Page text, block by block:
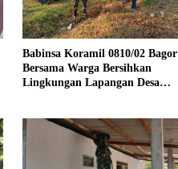
Babinsa Koramil 0810/02 Bagor
Bersama Warga Bersihkan
Lingkungan Lapangan Desa